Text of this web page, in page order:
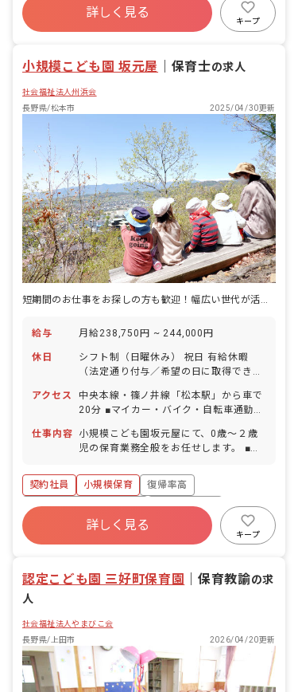
切にしていること ・元気にあいさつがで
きること ・心から感謝のことばがいえる
こと ・素直にあやまることができること
7:30 早朝預かり保育（当番制） 9:00
の全体体操 出席確認 10:15 クラス活
動 11:10 片付け・昼食準備 11:30 昼
食 12:30 片付け・トイレ・口腔ケア
13:00 お昼寝 14:00 クラス活動・自
由時間・帰りの支度 14:30 降園 14:30
～ 延長預かり保育（当番制） 以降、ク
ラス準備等 ※複数担任制なので、随時交
代で休憩や書き物、クラス準備を行ない
ます。
社会保険完備
土日祝休み
詳しく見る
キープ
小規模こども園 坂元屋 保育士の求人
社会福祉法人州浜会
長野県/松本市
2025/04/30更新
短期間のお仕事をお探しの方も歓迎！幅広い世代が活躍する職場環境です
給与 月給238,750円 ~ 244,000円
休日
シフト制（日曜休み） 祝日 有給休暇
（法定通り付与／希望の日に取得できま
もに100％） リフレッシュ休暇（有給休
暇とは別に年3日） ※年間休日105日
（有休は別途付与）
アクセス
中央本線・篠ノ井線「松本駅」から車で
20分 ■マイカー・バイク・自転車通勤
には飲食店やコンビニが多数あり、ショ
ッピングモールもあるので買い物をする
仕事内容
小規模こども園坂元屋にて、0歳～２歳
児の保育業務全般をお任せします。 ■具
入（連絡帳記入以外の書類業務はなし）
・保護者対応（子どもの受け入れや送り
出し）
契約社員 小規模保育
復帰率高
寮・住宅・家賃補助あり
社会保険完備
残業少なめ
産休育休制度
詳しく見る
キープ
認定こども園 三好町保育園 保育教諭の求
人
社会福祉法人やまびこ会
長野県/上田市
2026/04/20更新